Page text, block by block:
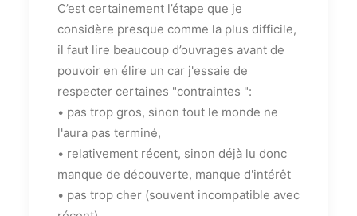
C’est certainement l’étape que je
considère presque comme la plus difficile,
il faut lire beaucoup d’ouvrages avant de
pouvoir en élire un car j'essaie de
respecter certaines "contraintes ":
• pas trop gros, sinon tout le monde ne
l'aura pas terminé,
• relativement récent, sinon déjà lu donc
manque de découverte, manque d'intérêt
• pas trop cher (souvent incompatible avec